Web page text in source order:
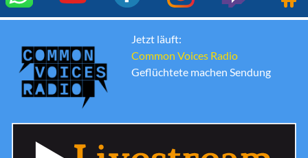
Jetzt läuft:
Common Voices Radio
Geflüchtete machen Sendung